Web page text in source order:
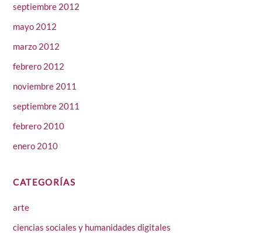
septiembre 2012
mayo 2012
marzo 2012
febrero 2012
noviembre 2011
septiembre 2011
febrero 2010
enero 2010
CATEGORÍAS
arte
ciencias sociales y humanidades digitales